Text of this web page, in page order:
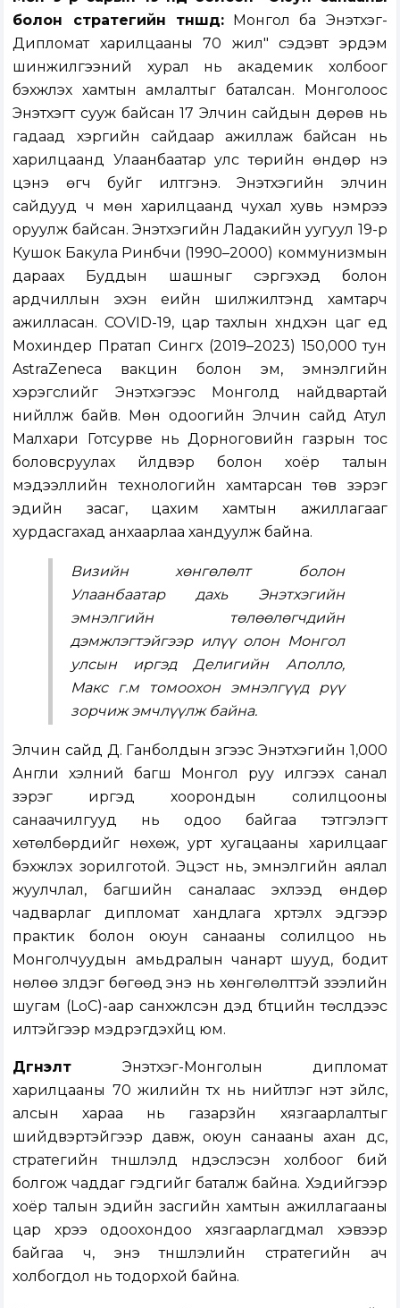
болон стратегийн түншүүд:Монгол ба Энэтхэг-
Дипломат харилцааны 70 жил" сэдэвт эрдэм
шинжилгээний хурал нь академик холбоог
бэхжүүлэх хамтын амлалтыг баталсан. Монголоос
Энэтхэгт сууж байсан 17 Элчин сайдын дөрөв нь
гадаад хэргийн сайдаар ажиллаж байсан нь
харилцаанд Улаанбаатар улс төрийн өндөр үнэ
цэнэ өгч буйг илтгэнэ. Энэтхэгийн элчин
сайдууд ч мөн харилцаанд чухал хувь нэмрээ
оруулж байсан. Энэтхэгийн Ладакийн уугуул 19-р
Кушок Бакула Ринбүчи (1990–2000) коммунизмын
дараах Буддын шашныг сэргэхэд болон
ардчиллын эхэн үеийн шилжилтэнд хамтарч
ажилласан. COVID-19, цар тахлын хүндхэн цаг үед
Мохиндер Пратап Сингх (2019–2023) 150,000 тун
AstraZeneca вакцин болон эм, эмнэлгийн
хэрэгслийг Энэтхэгээс Монголд найдвартай
нийлүүлж байв. Мөн одоогийн Элчин сайд Атул
Малхари Готсурве нь Дорноговийн газрын тос
боловсруулах үйлдвэр болон хоёр талын
мэдээллийн технологийн хамтарсан төв зэрэг
эдийн засаг, цахим хамтын ажиллагааг
хурдасгахад анхаарлаа хандуулж байна.
Визийн хөнгөлөлт болон
Улаанбаатар дахь Энэтхэгийн
эмнэлгийн төлөөлөгчдийн
дэмжлэгтэйгээр илүү олон Монгол
улсын иргэд Делигийн Аполло,
Макс г.м томоохон эмнэлгүүд рүү
зорчиж эмчлүүлж байна.
Элчин сайд Д. Ганболдын зүгээс Энэтхэгийн 1,000
Англи хэлний багш Монгол руу илгээх санал
зэрэг иргэд хоорондын солилцооны
санаачилгууд нь одоо байгаа тэтгэлэгт
хөтөлбөрүүдийг нөхөж, урт хугацааны харилцааг
бэхжүүлэх зорилготой. Эцэст нь, эмнэлгийн аялал
жуулчлал, багшийн саналаас эхлээд өндөр
чадварлаг дипломат хандлага хүртэлх эдгээр
практик болон оюун санааны солилцоо нь
Монголчуудын амьдралын чанарт шууд, бодит
нөлөө үзүүлдэг бөгөөд энэ нь хөнгөлөлттэй зээлийн
шугам (LoC)-аар санхүүжүүлсэн дэд бүтцийн төслүүдээс
илүүтэйгээр мэдрэгдэхүйц юм.
Дүгнэлт Энэтхэг-Монголын дипломат
харилцааны 70 жилийн түүх нь нийтлэг үнэт зүйлс,
алсын хараа нь газарзүйн хязгаарлалтыг
шийдвэртэйгээр давж, оюун санааны ахан дүүс,
стратегийн түншлэлд үндэслэсэн холбоог бий
болгож чаддаг гэдгийг баталж байна. Хэдийгээр
хоёр талын эдийн засгийн хамтын ажиллагааны
цар хүрээ одоохондоо хязгаарлагдмал хэвээр
байгаа ч, энэ түншлэлийн стратегийн ач
холбогдол нь тодорхой байна.